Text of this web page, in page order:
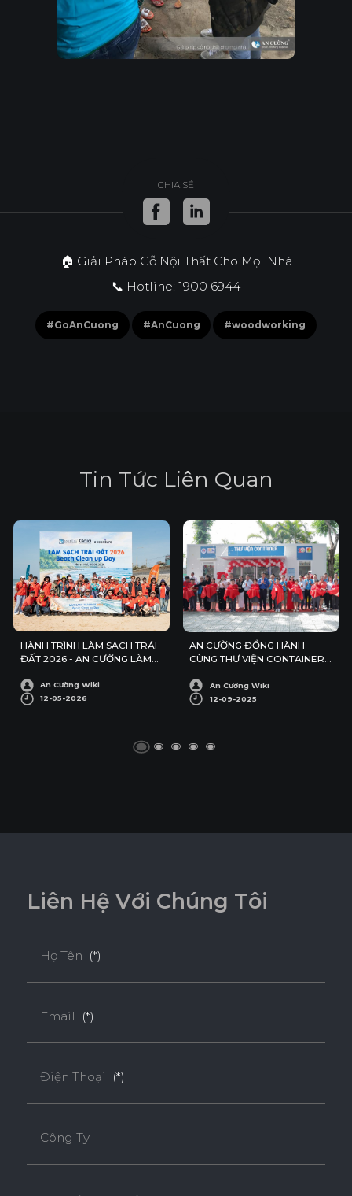
CHIA SẺ
🏠 Giải Pháp Gỗ Nội Thất Cho Mọi Nhà
📞 Hotline: 1900 6944
#GoAnCuong #AnCuong #woodworking
Tin Tức Liên Quan
HÀNH TRÌNH LÀM SẠCH TRÁI
ĐẤT 2026 - AN CƯỜNG LÀM
An Cường Wiki
12-05-2026
AN CƯỜNG ĐỒNG HÀNH
CÙNG THƯ VIỆN CONTAINER
An Cường Wiki
12-09-2025
Liên Hệ Với Chúng Tôi
Họ Tên (*)
Email (*)
Điện Thoại (*)
Công Ty